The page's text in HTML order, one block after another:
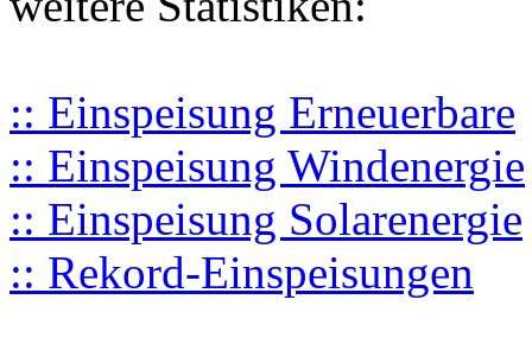
:: Einspeisung Erneuerbare
:: Einspeisung Windenergie
:: Einspeisung Solarenergie
:: Rekord-Einspeisungen